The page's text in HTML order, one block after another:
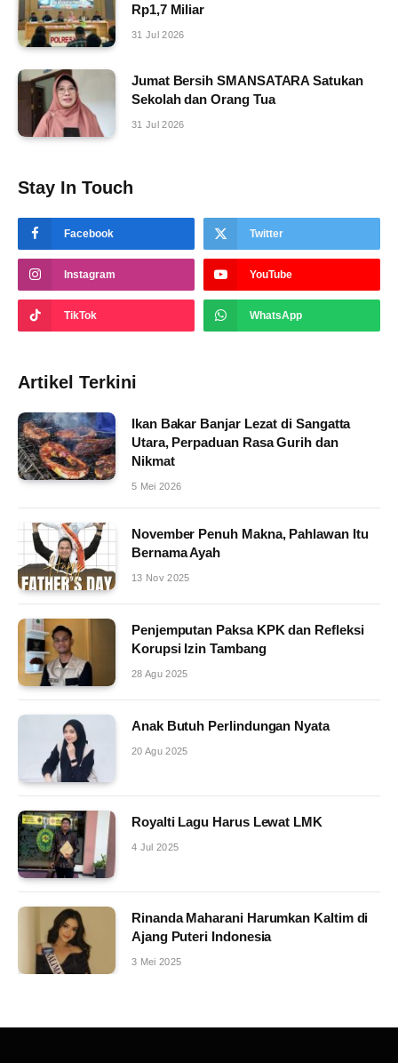
Rp1,7 Miliar
31 Jul 2026
Jumat Bersih SMANSATARA Satukan
Sekolah dan Orang Tua
31 Jul 2026
Stay In Touch
Facebook Twitter
Instagram YouTube
TikTok WhatsApp
Artikel Terkini
Ikan Bakar Banjar Lezat di Sangatta
Utara, Perpaduan Rasa Gurih dan
Nikmat
5 Mei 2026
November Penuh Makna, Pahlawan Itu
Bernama Ayah
13 Nov 2025
Penjemputan Paksa KPK dan Refleksi
Korupsi Izin Tambang
28 Agu 2025
Anak Butuh Perlindungan Nyata
20 Agu 2025
Royalti Lagu Harus Lewat LMK
4 Jul 2025
Rinanda Maharani Harumkan Kaltim di
Ajang Puteri Indonesia
3 Mei 2025